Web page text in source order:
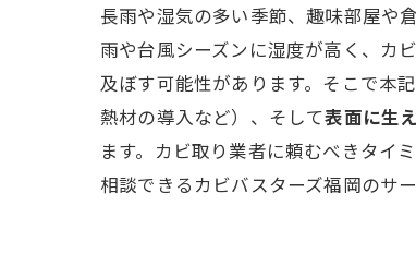
長雨や湿気の多い季節、趣味部屋や
雨や台風シーズンに湿度が高く、カ
及ぼす可能性があります。そこで本記
熱材の導入など）、そして表面に生
ます。カビ取り業者に頼むべきタイ
相談できるカビバスターズ福岡のサ